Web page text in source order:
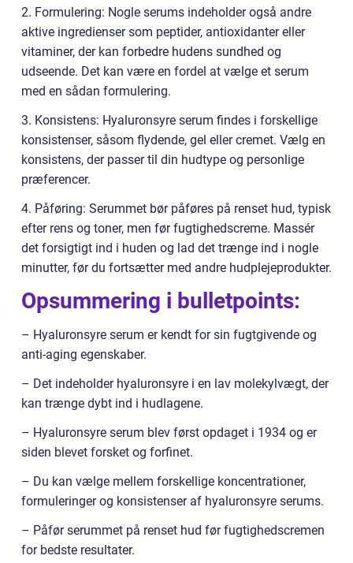
2. Formulering: Nogle serums indeholder også andre
aktive ingredienser som peptider, antioxidanter eller
vitaminer, der kan forbedre hudens sundhed og
udseende. Det kan være en fordel at vælge et serum
med en sådan formulering.
3. Konsistens: Hyaluronsyre serum findes i forskellige
konsistenser, såsom flydende, gel eller cremet. Vælg en
konsistens, der passer til din hudtype og personlige
præferencer.
4. Påføring: Serummet bør påføres på renset hud, typisk
efter rens og toner, men før fugtighedscreme. Massér
det forsigtigt ind i huden og lad det trænge ind i nogle
minutter, før du fortsætter med andre hudplejeprodukter.
Opsummering i bulletpoints:
– Hyaluronsyre serum er kendt for sin fugtgivende og
anti-aging egenskaber.
– Det indeholder hyaluronsyre i en lav molekylvægt, der
kan trænge dybt ind i hudlagene.
– Hyaluronsyre serum blev først opdaget i 1934 og er
siden blevet forsket og forfinet.
– Du kan vælge mellem forskellige koncentrationer,
formuleringer og konsistenser af hyaluronsyre serums.
– Påfør serummet på renset hud før fugtighedscremen
for bedste resultater.